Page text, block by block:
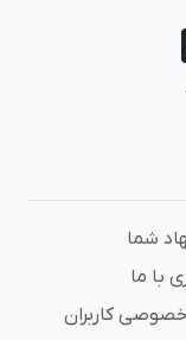
شما
با ما
کاربران